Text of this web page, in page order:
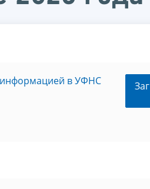
информацией в УФНС